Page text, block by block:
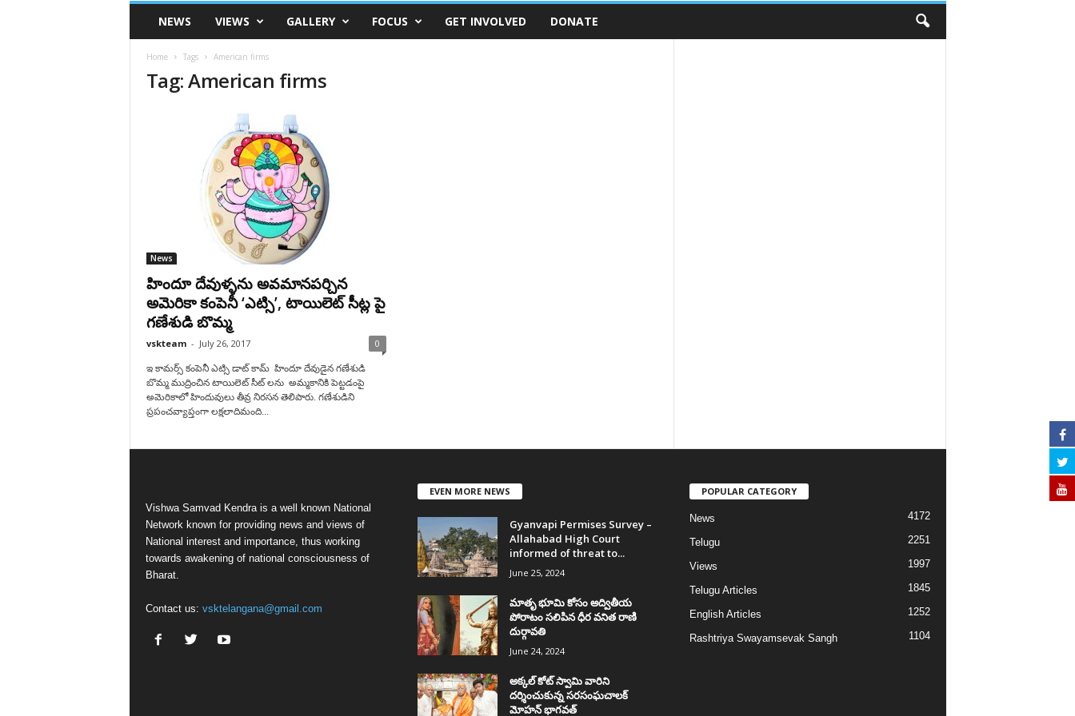
VSK
TelanganaNEWS VIEWS GALLERY FOCUS GET INVOLVED DONATE
Home Tags American firms
Tag: American firms
News
హిందూ దేవుళ్ళను అవమానపర్చిన
అమెరికా కంపెనీ ‘ఎట్సి’, టాయిలెట్ సీట్ల పై
గణేశుడి బొమ్మ
vskteam - July 26, 2017 0
ఇ కామర్స్ కంపెనీ ఎట్సి డాట్ కామ్ హిందూ దేవుడైన గణేశుడి
బొమ్మ ముద్రించిన టాయిలెట్ సీట్ లను అమ్మకానికి పెట్టడంపై
అమెరికాలో హిందువులు తీవ్ర నిరసన తెలిపారు. గణేశుడిని
ప్రపంచవ్యాప్తంగా లక్షలాదిమంది...
Vishwa Samvad Kendra is a well known National
Network known for providing news and views of
National interest and importance, thus working
towards awakening of national consciousness of
Bharat.
Contact us: vsktelangana@gmail.com
EVEN MORE NEWS
Gyanvapi Permises Survey –
Allahabad High Court
informed of threat to...
June 25, 2024
మాతృ భూమి కోసం అద్వితీయ
పోరాటం సలిపిన ధీర వనిత రాణి
దుర్గావతి
June 24, 2024
అక్కల్‌ కోట్‌ స్వామి వారిని
దర్శించుకున్న సరసంఘచాలక్
మోహన్ భాగవత్
POPULAR CATEGORY
News 4172
Telugu 2251
Views 1997
Telugu Articles 1845
English Articles 1252
Rashtriya Swayamsevak Sangh 1104